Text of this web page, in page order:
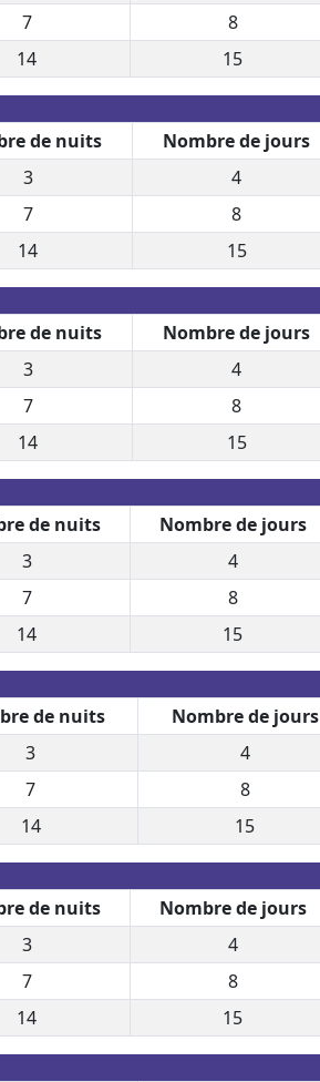
7
8
14
15
de nuits Nombre de jours
3
4
7
8
14
15
de nuits Nombre de jours
3
4
7
8
14
15
de nuits Nombre de jours
3
4
7
8
14
15
de nuits Nombre de jours
3
4
7
8
14
15
de nuits Nombre de jours
3
4
7
8
14
15